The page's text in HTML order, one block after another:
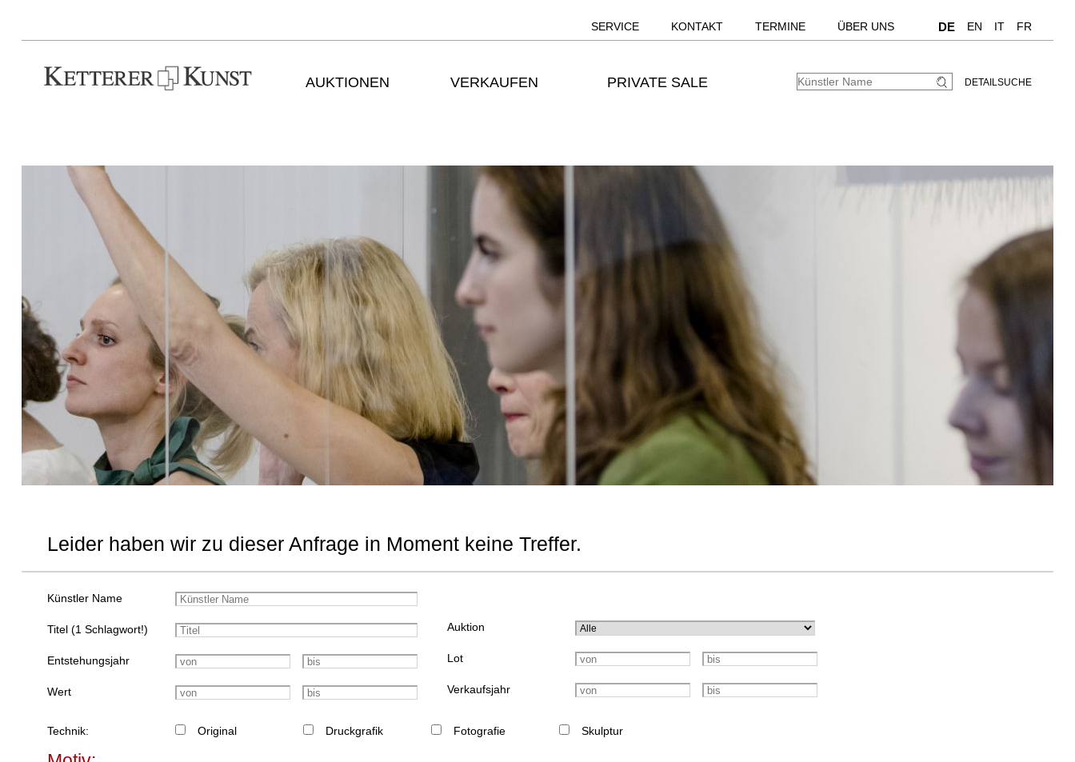
SERVICE KONTAKT TERMINE ÜBER UNS DE EN IT FR
AUKTIONEN VERKAUFEN PRIVATE SALE DETAILSUCHE
Leider haben wir zu dieser Anfrage in Moment keine Treffer.
Künstler Name
Titel (1 Schlagwort!)
Entstehungsjahr
Wert
Auktion
Lot
Verkaufsjahr
Technik: Original Druckgrafik Fotografie Skulptur